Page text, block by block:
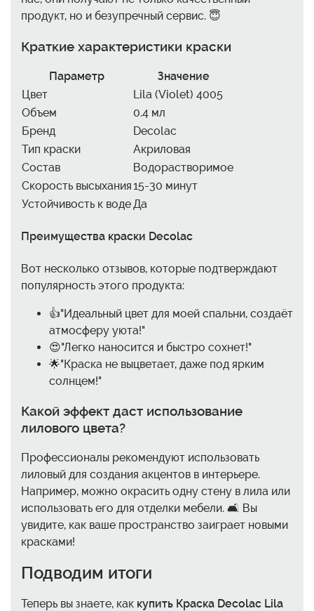
продукт, но и безупречный сервис. 😇
Краткие характеристики краски
Параметр
Значение
Цвет
Lila (Violet) 4005
Объем
0.4 мл
Бренд
Decolac
Тип краски
Акриловая
Состав
Водорастворимое
Скорость высыхания15-30 минут
Устойчивость к водеДа
Преимущества краски Decolac
Вот несколько отзывов, которые подтверждают
популярность этого продукта:
👍"Идеальный цвет для моей спальни, создаёт
атмосферу уюта!"
😍"Легко наносится и быстро сохнет!"
🌟"Краска не выцветает, даже под ярким
солнцем!"
Какой эффект даст использование
лилового цвета?
Профессионалы рекомендуют использовать
лиловый для создания акцентов в интерьере.
Например, можно окрасить одну стену в лила или
использовать его для отделки мебели. 🛋️ Вы
увидите, как ваше пространство заиграет новыми
красками!
Подводим итоги
Теперь вы знаете, как купить Краска Decolac Lila